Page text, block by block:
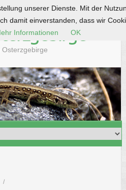
unserer Dienste. Mit der
damit einverstanden, dass wir
Informationen OK